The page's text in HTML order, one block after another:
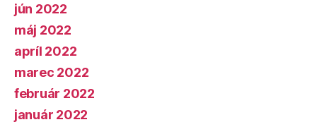
jún 2022
máj 2022
apríl 2022
marec 2022
február 2022
január 2022